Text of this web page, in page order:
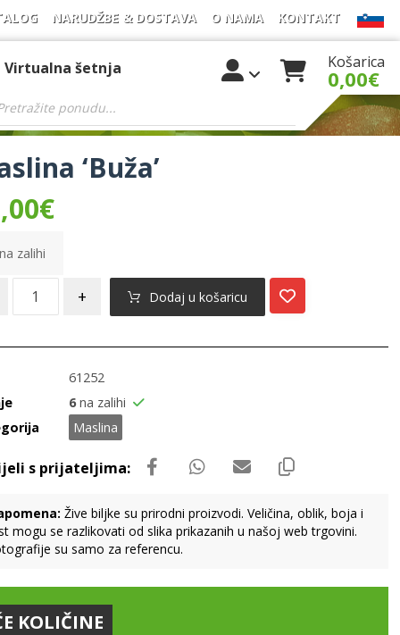
NARUDŽBE & DOSTAVA O NAMA KONTAKT
Virtualna šetnja Košarica
0,00€
‘Buža’
€
zalihi
+ Dodaj u košaricu
61252
6na zalihi
Maslina
Žive biljke su prirodni proizvodi. Veličina, oblik, boja i
mogu se razlikovati od slika prikazanih u našoj web trgovini.
su samo za referencu.
KOLIČINE